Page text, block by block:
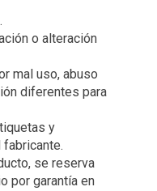
o alteración
mal uso, abuso
diferentes para
y
se reserva
por garantía en